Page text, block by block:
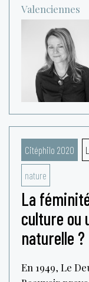
Valenciennes
Citéphilo 2020
nature
La
culture ou
naturelle ?
En 1949, Le